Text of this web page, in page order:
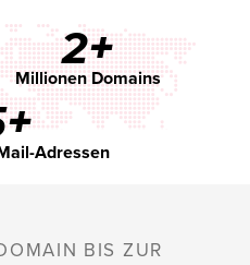
2+
Millionen Domains
Adressen
BIS ZUR